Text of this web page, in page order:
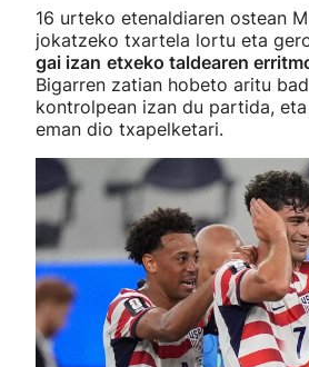
16 urteko etenaldiaren ostean
jokatzeko txartela lortu eta
gai izan etxeko taldearen
Bigarren zatian hobeto aritu
kontrolpean izan du partida,
eman dio txapelketari.